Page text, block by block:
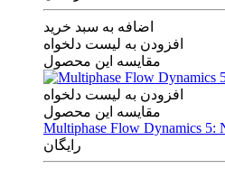
اضافه به سبد خرید
افزودن به لیست دلخواه
مقایسه این محصول
افزودن به لیست دلخواه
مقایسه این محصول
Multiphase Flow Dynamics 5:
رایگان